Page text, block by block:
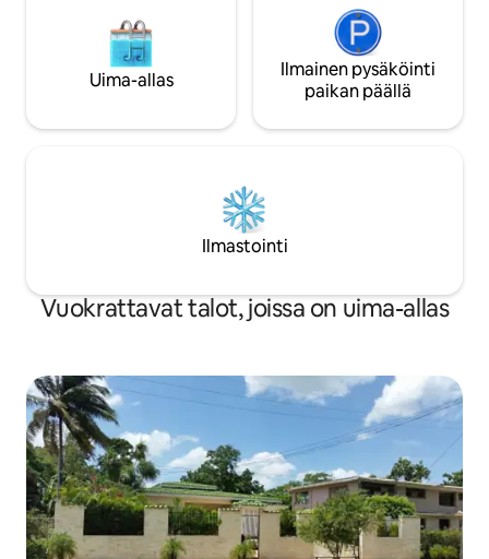
Uima-allas
Ilmainen pysäköinti
paikan päällä
Ilmastointi
Vuokrattavat talot, joissa on uima-allas